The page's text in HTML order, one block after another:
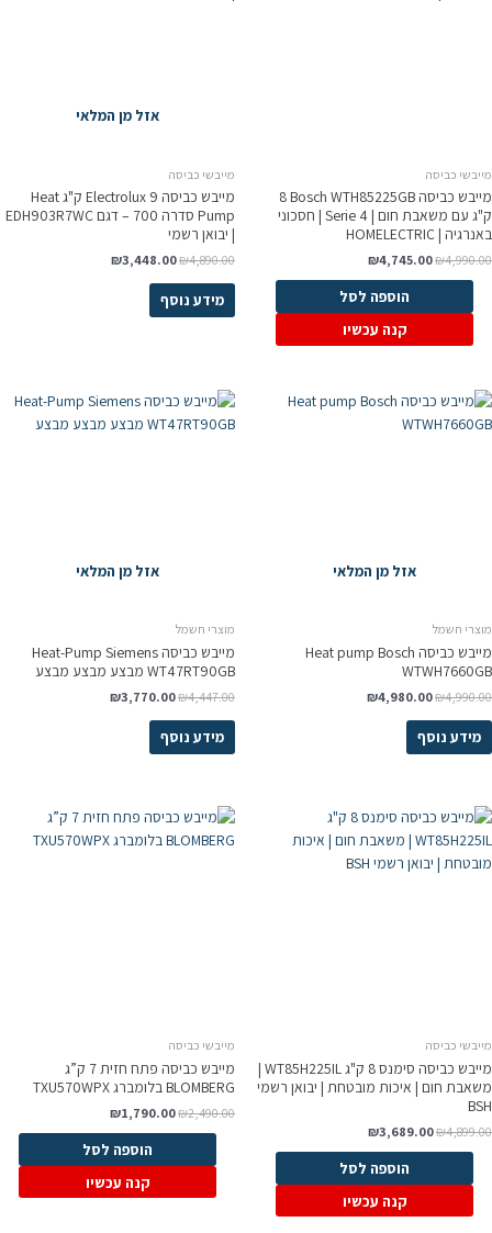
מייבשי כביסה
מייבש כביסה Bosch WTH85225GB ‏8
ק"ג עם משאבת חום | Serie 4 | חסכוני
באנרגיה | HOMELECTRIC
₪4,990.00
₪4,745.00
הוספה לסל
קנה עכשיו
אזל מן המלאי
מייבשי כביסה
מייבש כביסה Electrolux 9 ק"ג Heat
Pump סדרה 700 – דגם EDH903R7WC
| יבואן רשמי
₪4,890.00
₪3,448.00
מידע נוסף
אזל מן המלאי
מוצרי חשמל
מייבש כביסה Heat pump Bosch
WTWH7660GB
₪4,990.00
₪4,980.00
מידע נוסף
אזל מן המלאי
מוצרי חשמל
מייבש כביסה Heat-Pump Siemens
WT47RT90GB מבצע מבצע מבצע
₪4,447.00
₪3,770.00
מידע נוסף
מייבשי כביסה
מייבש כביסה סימנס 8 ק"ג WT85H225IL |
משאבת חום | איכות מובטחת | יבואן רשמי
BSH
₪4,899.00
₪3,689.00
הוספה לסל
קנה עכשיו
מייבשי כביסה
מייבש כביסה פתח חזית 7 ק”ג
BLOMBERG בלומברג TXU570WPX
₪2,490.00
₪1,790.00
הוספה לסל
קנה עכשיו